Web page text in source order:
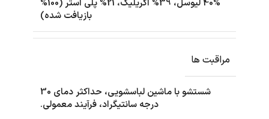
40% لیوسل، 39% اکریلیک، 21% پلی استر (100%
بازیافت شده)
مراقبت ها
شستشو با ماشین لباسشویی، حداکثر دمای 30
درجه سانتیگراد، فرآیند معمولی.